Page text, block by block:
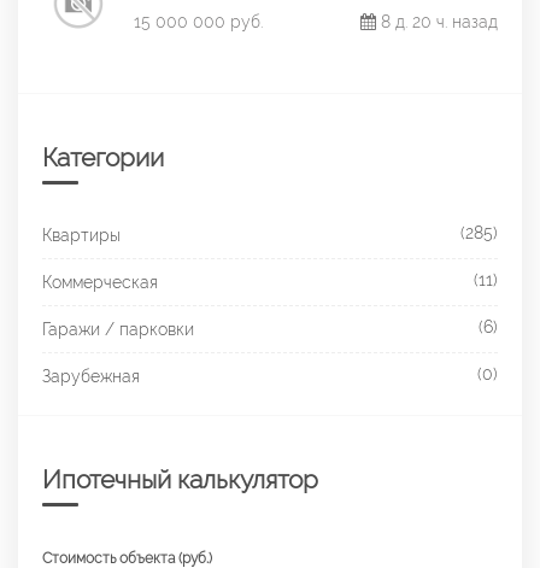
15 000 000 руб.
8 д. 20 ч. назад
Категории
Квартиры (285)
Коммерческая (11)
Гаражи / парковки (6)
Зарубежная (0)
Ипотечный калькулятор
Стоимость объекта (руб.)